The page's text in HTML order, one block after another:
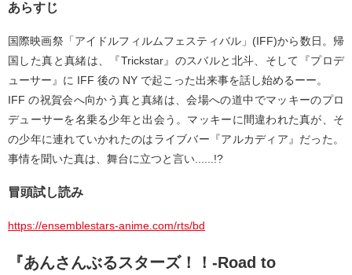
あらすじ
国際映画祭「アイドルフィルムフェスティバル」(IFF)から数日。帰
国した真と真緒は、『Trickstar』のスバルと北斗、そして『プロデ
ューサー』に IFF 後の NY で起こった出来事を話し始めるーー。
IFF の祝賀会へ向かう真と真緒は、会場への道中でマッキーのプロ
デューサーを名乗る少年と出会う。マッキーに間違われた真が、そ
の少年に連れていかれたのはライブバー『アルカディア』だった。
事情を聞いた真は、舞台に立つと言い......!?
冒頭試し読み
https://ensemblestars-anime.com/rts/bd
『あんさんぶるスターズ！！-Road to